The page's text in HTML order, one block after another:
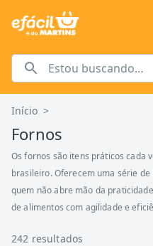
Início >
Fornos
Os fornos são itens práticos cada
brasileiro. Oferecem uma série
quem não abre mão da
de alimentos com agilidade e
242 resultados